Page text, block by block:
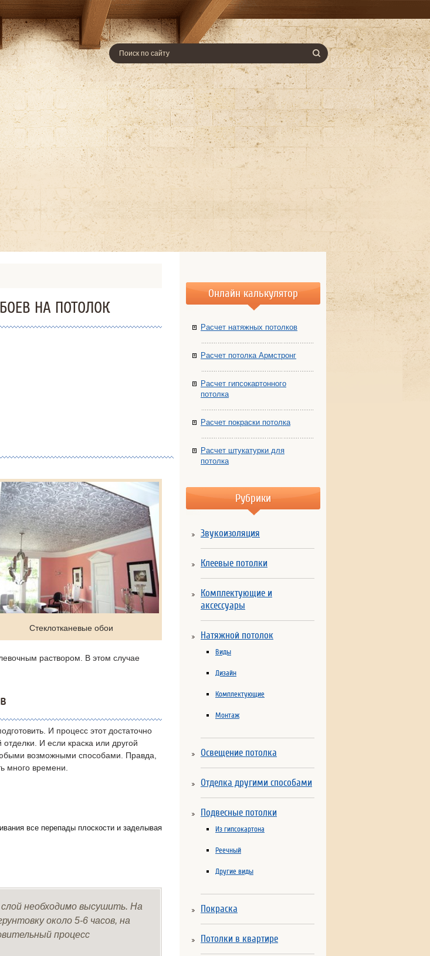
НА ПОТОЛОК
Стеклотканевые обои
раствором. В этом случае
И процесс этот достаточно
И если краска или другой
возможными способами. Правда,
много времени.
все перепады плоскости и заделывая
необходимо высушить. На
около 5-6 часов, на
процесс
Онлайн калькулятор
Расчет натяжных потолков
Расчет потолка Армстронг
Расчет гипсокартонного
потолка
Расчет покраски потолка
Расчет штукатурки для
потолка
Рубрики
Звукоизоляция
Клеевые потолки
Комплектующие и
аксессуары
Натяжной потолок
Виды
Дизайн
Комплектующие
Монтаж
Освещение потолка
Отделка другими способами
Подвесные потолки
Из гипсокартона
Реечный
Другие виды
Покраска
Потолки в квартире